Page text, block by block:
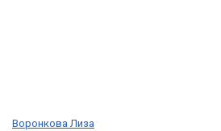
Воронкова Лиза